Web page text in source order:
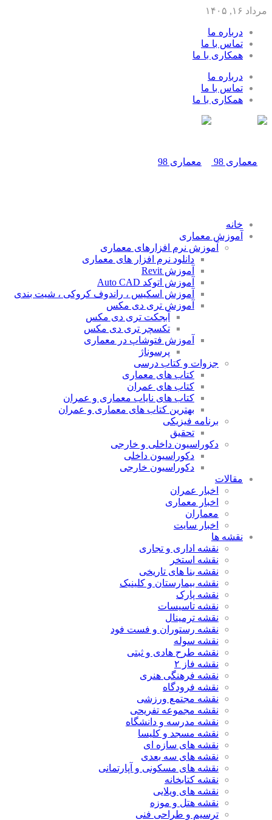
مرداد ۱۶, ۱۴۰۵
درباره ما
تماس با ما
همکاری با ما
درباره ما
تماس با ما
همکاری با ما
خانه
آموزش معماری
آموزش نرم افزارهای معماری
دانلود نرم افزار های معماری
آموزش Revit
آموزش اتوکد Auto CAD
آموزش اسکیس ، راندوف کروکی ، شیت بندی
آموزش تری دی مکس
آبجکت تری دی مکس
تکسچر تری دی مکس
آموزش فتوشاپ در معماری
پرسوناژ
جزوات و کتاب درسی
کتاب های معماری
کتاب های عمران
کتاب های نایاب معماری و عمران
بهترین کتاب های معماری و عمران
برنامه فیزیکی
تحقیق
دکوراسیون داخلی و خارجی
دکوراسیون داخلی
دکوراسیون خارجی
مقالات
اخبار عمران
اخبار معماری
معماران
اخبار سایت
نقشه ها
نقشه اداری و تجاری
نقشه استخر
نقشه بنا های تاریخی
نقشه بیمارستان و کلینیک
نقشه پارک
نقشه تاسیسات
نقشه ترمینال
نقشه رستوران و فست فود
نقشه سوله
نقشه طرح هادی و ثبتی
نقشه فاز ۲
نقشه فرهنگی هنری
نقشه فرودگاه
نقشه مجتمع ورزشی
نقشه مجموعه تفریحی
نقشه مدرسه و دانشگاه
نقشه مسجد و کلیسا
نقشه های سازه ای
نقشه های سه بعدی
نقشه های مسکونی و آپارتمانی
نقشه کتابخانه
نقشه های ویلایی
نقشه هتل و موزه
ترسیم و طراحی فنی